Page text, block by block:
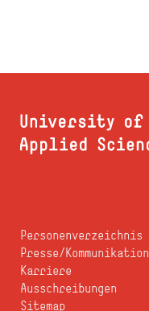
Personenverzeichnis
Presse/Kommunikation
Karriere
Ausschreibungen
Sitemap